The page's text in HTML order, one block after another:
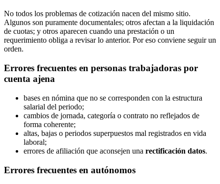
No todos los problemas de cotización nacen del mismo sitio.
Algunos son puramente documentales; otros afectan a la liquidación
de cuotas; y otros aparecen cuando una prestación o un
requerimiento obliga a revisar lo anterior. Por eso conviene seguir un
orden.
Errores frecuentes en personas trabajadoras por
cuenta ajena
bases en nómina que no se corresponden con la estructura
salarial del periodo;
cambios de jornada, categoría o contrato no reflejados de
forma coherente;
altas, bajas o periodos superpuestos mal registrados en vida
laboral;
errores de afiliación que aconsejen una rectificación datos.
Errores frecuentes en autónomos